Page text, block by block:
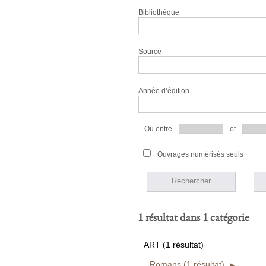
Bibliothèque
Source
Année d’édition
Ou entre et
Ouvrages numérisés seuls
Rechercher
1 résultat dans 1 catégorie
ART (1 résultat)
Romans (1 résultat)